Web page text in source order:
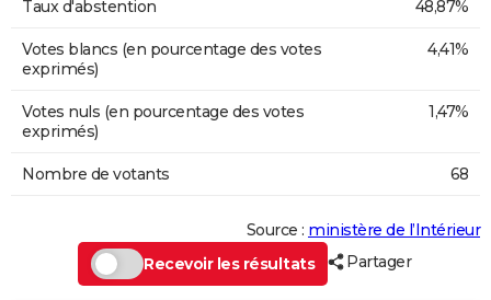
Taux d'abstention 48,87%
Votes blancs (en pourcentage des votes
exprimés)
4,41%
Votes nuls (en pourcentage des votes
exprimés)
1,47%
Nombre de votants 68
Source : ministère de l’Intérieur
Recevoir les résultats
Partager